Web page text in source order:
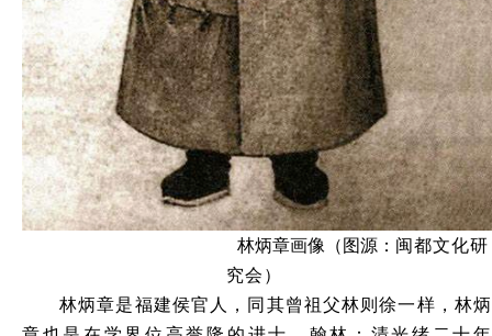
林炳章画像（图源： 闽都文化研
究会）
林炳章是福建侯官人，同其曾祖父林则徐一样，林炳